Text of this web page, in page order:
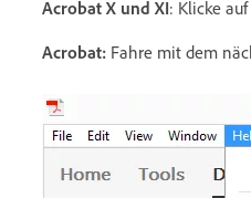
Acrobat X und XI: Klicke auf
Acrobat: Fahre mit dem